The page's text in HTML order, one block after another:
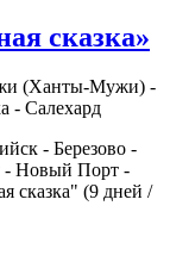
сказка»
(Ханты-Мужи) -
- Салехард
- Березово -
- Новый Порт -
сказка" (9 дней /